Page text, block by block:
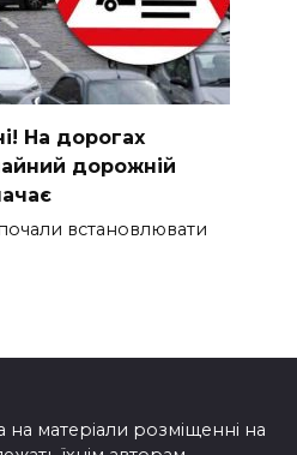
На доpогах
доpожній
встановлювати
на матеріали розміщенні на